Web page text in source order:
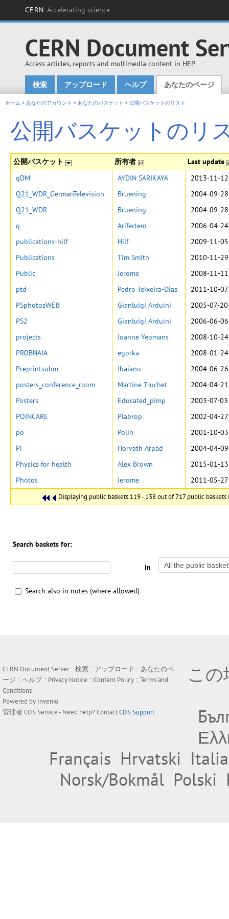
CERN Accelerating science
CERN Document
Access articles, reports and multimedia content in HEP
Main menu
検索 アップロード ヘルプ あなたのページ
ホーム > あなたのアカウント > あなたのバスケット > 公開バスケットのリスト
公開バスケットのリ
公開バスケット 所有者 Last update
Displaying public baskets 119 - 138 out of 717 public baskets
qDM AYDIN SARIKAYA
2013-11-
Q21_WDR_GermanTelevision
Bruening
2004-09-
Q21_WDR
Bruening
2004-09-
q
Arifertem
2006-04-
publications-hilf
Hilf
2009-11-
Publications
Tim Smith
2010-11-
Public
Jerome
2008-11-
ptd
Pedro Teixeira-Dias
2011-10-
PSphotosWEB
Gianluigi Arduini
2005-07-
PS2
Gianluigi Arduini
2006-06-
projects
Joanne Yeomans
2008-10-
PROBNAIA
egorka
2008-01-
Preprintsubm
Ibaianu
2004-06-
posters_conference_room
Martine Truchet
2004-04-
Posters
Educated_pimp
2003-07-
POINCARE
Plabrop
2002-04-
po
Polin
2001-10-
Pi
Horvath Arpad
2004-04-
Physics for health
Alex Brown
2015-01-
Photos
Jerome 2011-05-
Search baskets for:
in
Search also in notes (where allowed)
CERN Document Server ::検索 :: アップロード ::あなたのペ
ージ ::ヘルプ:: Privacy Notice ::Content Policy ::Terms and
Conditions
Powered by Invenio
管理者CDS Service- Need help? ContactCDS Support.
こ
Français Hrvatski
Norsk/Bokmål Polski